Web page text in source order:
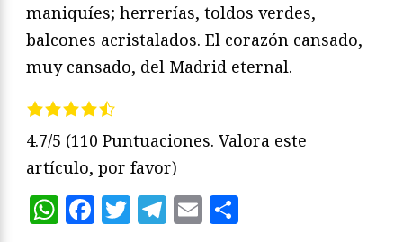
maniquíes; herrerías, toldos verdes,
balcones acristalados. El corazón cansado,
muy cansado, del Madrid eternal.
4.7/5 (110 Puntuaciones. Valora este
artículo, por favor)
WhatsApp
Facebook
Twitter
Telegram
Email